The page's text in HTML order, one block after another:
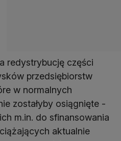
redystrybucję części
przedsiębiorstw
w normalnych
zostałyby osiągnięte -
m.in. do sfinansowania
aktualnie